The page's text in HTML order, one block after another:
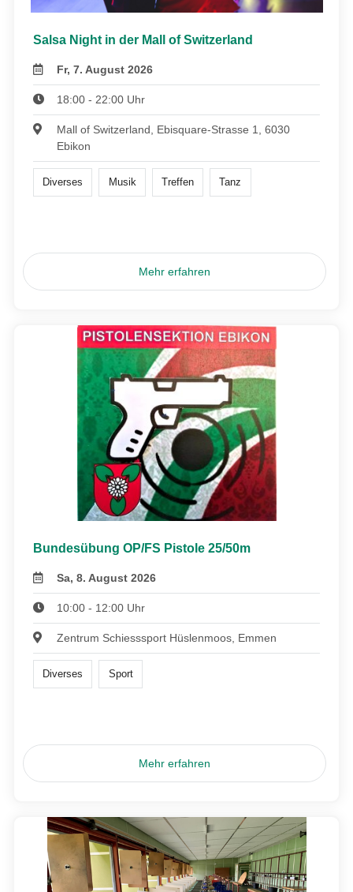
Salsa Night in der Mall of Switzerland
Fr, 7. August 2026
18:00 - 22:00 Uhr
Mall of Switzerland, Ebisquare-Strasse 1, 6030
Ebikon
Diverses Musik Treffen Tanz
Mehr erfahren
Bundesübung OP/FS Pistole 25/50m
Sa, 8. August 2026
10:00 - 12:00 Uhr
Zentrum Schiesssport Hüslenmoos, Emmen
Diverses Sport
Mehr erfahren